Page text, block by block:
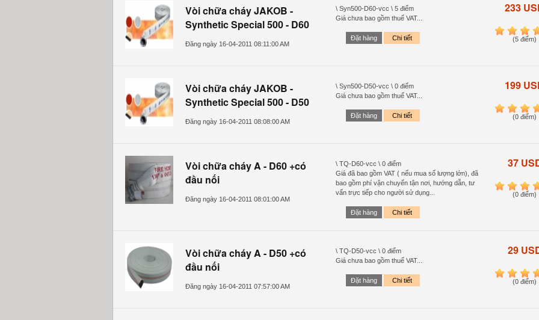
Vòi chữa cháy JAKOB -
Synthetic Special 500 - D60
Đăng ngày 16-04-2011 08:11:00 AM
\ Syn500-D60-vcc \ 5 điểm
Giá chưa bao gồm thuế VAT...
Đặt hàng Chi tiết
233
1 2 3 4
(5 điểm)
Vòi chữa cháy JAKOB -
Synthetic Special 500 - D50
Đăng ngày 16-04-2011 08:08:00 AM
\ Syn500-D50-vcc \ 0 điểm
Giá chưa bao gồm thuế VAT...
Đặt hàng Chi tiết
199
1 2 3 4
(0 điểm)
Vòi chữa cháy A - D60 +có
đầu nối
Đăng ngày 16-04-2011 08:01:00 AM
\ TQ-D60-vcc \ 0 điểm
Giá đã bao gồm VAT ( nếu mua số lượng lớn), đã
bao gồm phí vận chuyển tận nơi, hướng dẫn, tư
vấn trực tiếp cho người sử dụng...
Đặt hàng Chi tiết
37
1 2 3 4
(0 điểm)
Vòi chữa cháy A - D50 +có
đầu nối
Đăng ngày 16-04-2011 07:57:00 AM
\ TQ-D50-vcc \ 0 điểm
Giá chưa bao gồm thuế VAT...
Đặt hàng Chi tiết
29
1 2 3 4
(0 điểm)